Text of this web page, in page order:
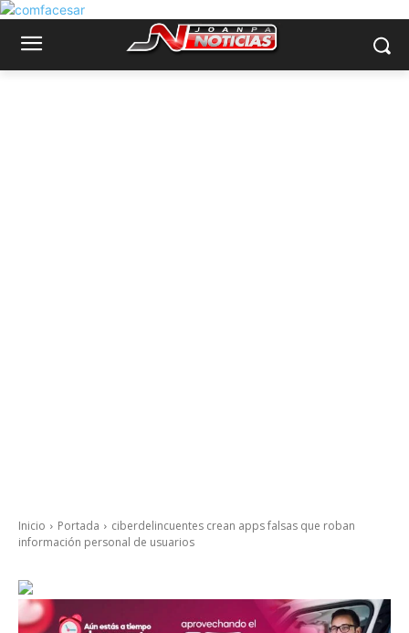
Inicio Portada
ciberdelincuentes crean apps falsas que roban
información personal de usuarios